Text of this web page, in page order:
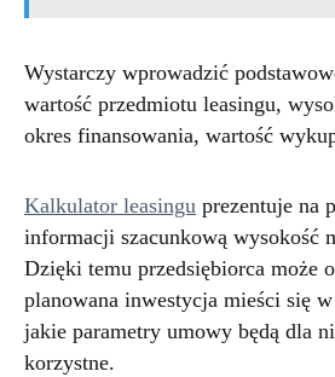
Wystarczy wprowadzić
wartość przedmiotu leasingu,
okres finansowania, wartość
Kalkulator leasingu prezentuje na
informacji szacunkową wysokość
Dzięki temu przedsiębiorca może
planowana inwestycja mieści się
jakie parametry umowy będą dla
korzystne.